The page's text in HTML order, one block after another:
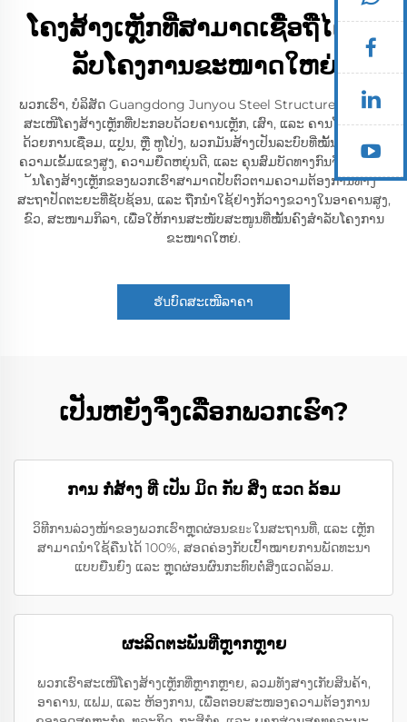
ໂຄງສ້າງເຫຼັກທີ່ສາມາດເຊື່ອຖືໄດ້ສໍາ
ລັບໂຄງການຂະໜາດໃຫຍ່
ພວກເຮົາ, ບໍລິສັດ Guangdong Junyou Steel Structure Co., Ltd,
ສະເໜີໂຄງສ້າງເຫຼັກທີ່ປະກອບດ້ວຍຄານເຫຼັກ, ເສົາ, ແລະ ຄານໂຄ່ງ. ສານ
ດ້ວຍການເຊື່ອມ, ແປຼນ, ຫຼື ຫູໂປ່ງ, ພວກມັນສ້າງເປັນລະບົບທີ່ໝັ້ນຄົງ. ດ້ວຍ
ຄວາມເຂັ້ມແຂງສູງ, ຄວາມຍືດຫຍຸ່ນດີ, ແລະ ຄຸນສົມບັດທາງກົນຈັກທີ່ດີເລີດ,
້ນໂຄງສ້າງເຫຼັກຂອງພວກເຮົາສາມາດປັບຕົວຕາມຄວາມຕ້ອງການທາງ
ສະຖາປັດຕະຍະທີ່ຊັບຊ້ອນ, ແລະ ຖືກນໍາໃຊ້ຢ່າງກ້ວາງຂວາງໃນອາຄານສູງ,
ຂົວ, ສະໜາມກິລາ, ເພື່ອໃຫ້ການສະໜັບສະໜູນທີ່ໝັ້ນຄົງສໍາລັບໂຄງການ
ຂະໜາດໃຫຍ່.
ຮับບົດສະເໜີລາຄາ
ເປັນຫຍັງຈຶ່ງເລືອກພວກເຮົາ?
ການ ກໍ່ສ້າງ ທີ່ ເປັນ ມິດ ກັບ ສິ່ງ ແວດ ລ້ອມ
ວິທີການລ່ວງໜ້າຂອງພວກເຮົາຫຼຸດຜ່ອນຂยะໃນສະຖານທີ່, ແລະ ເຫຼັກ
ສາມາດນໍາໃຊ້ຄືນໄດ້ 100%, ສອດຄ່ອງກັບເປົ້າໝາຍການພັດທະນາ
ແບບຍືນຍົງ ແລະ ຫຼຸດຜ່ອນຜົນກະທົບຕໍ່ສິ່ງແວດລ້ອມ.
ຜະລິດຕະພັນທີ່ຫຼາກຫຼາຍ
ພວກເຮົາສະເໜີໂຄງສ້າງເຫຼັກທີ່ຫຼາກຫຼາຍ, ລວມທັງສາງເກັບສິນຄ້າ,
ອາຄານ, ແຟມ, ແລະ ຫ້ອງການ, ເພື່ອຕອບສະໜອງຄວາມຕ້ອງການ